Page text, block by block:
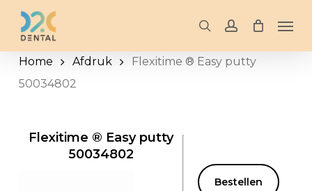
Skip
main
content
searchaccount
Home Afdruk
Flexitime ® Easy putty
50034802
Flexitime ® Easy putty
50034802
Bestellen